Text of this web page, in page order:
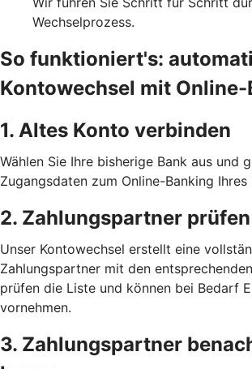
Wechselprozess.
So funktioniert's:
Kontowechsel mit Online-
1. Altes Konto verbinden
Wählen Sie Ihre bisherige Bank aus und
Zugangsdaten zum Online-Banking Ihres
2. Zahlungspartner prüfen
Unser Kontowechsel erstellt eine
Zahlungspartner mit den
prüfen die Liste und können bei Bedarf
vornehmen.
3. Zahlungspartner